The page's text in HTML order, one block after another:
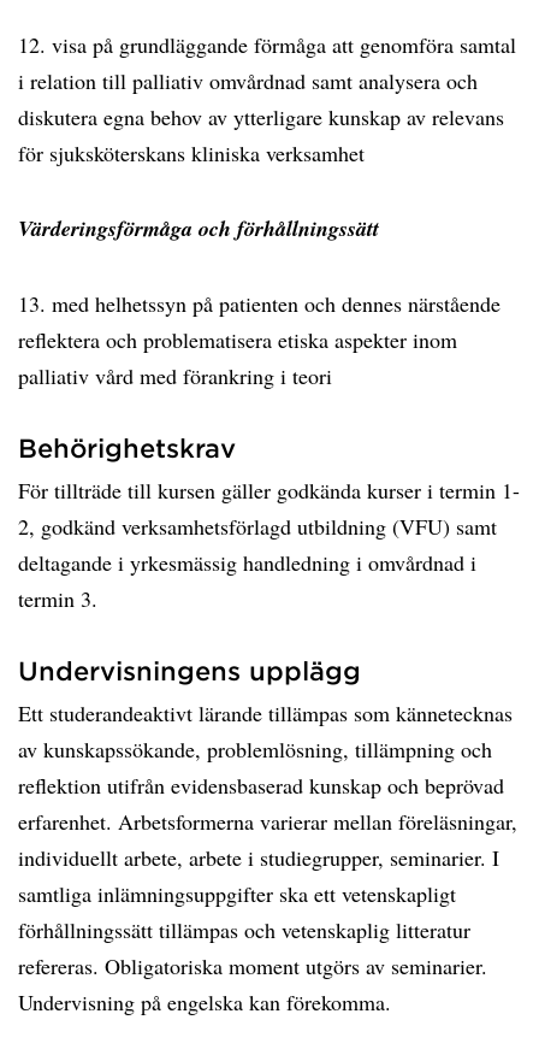
12. visa på grundläggande förmåga att genomföra samtal
i relation till palliativ omvårdnad samt analysera och
diskutera egna behov av ytterligare kunskap av relevans
för sjuksköterskans kliniska verksamhet
Värderingsförmåga och förhållningssätt
13. med helhetssyn på patienten och dennes närstående
reflektera och problematisera etiska aspekter inom
palliativ vård med förankring i teori
Behörighetskrav
För tillträde till kursen gäller godkända kurser i termin 1-
2, godkänd verksamhetsförlagd utbildning (VFU) samt
deltagande i yrkesmässig handledning i omvårdnad i
termin 3.
Undervisningens upplägg
Ett studerandeaktivt lärande tillämpas som kännetecknas
av kunskapssökande, problemlösning, tillämpning och
reflektion utifrån evidensbaserad kunskap och beprövad
erfarenhet. Arbetsformerna varierar mellan föreläsningar,
individuellt arbete, arbete i studiegrupper, seminarier. I
samtliga inlämningsuppgifter ska ett vetenskapligt
förhållningssätt tillämpas och vetenskaplig litteratur
refereras. Obligatoriska moment utgörs av seminarier.
Undervisning på engelska kan förekomma.